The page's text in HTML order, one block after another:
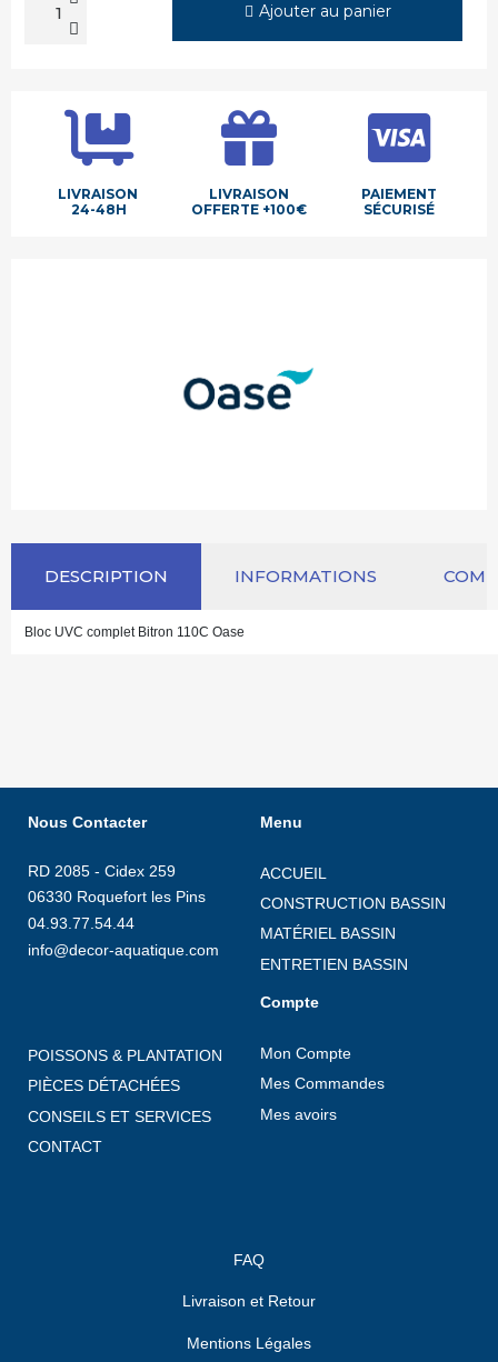
Ajouter au panier
LIVRAISON
24-48H
LIVRAISON
OFFERTE +100€
PAIEMENT
SÉCURISÉ
DESCRIPTION INFORMATIONS
Bloc UVC complet Bitron 110C Oase
Nous Contacter
RD 2085 - Cidex 259
06330 Roquefort les Pins
04.93.77.54.44
info@decor-aquatique.com
Menu
ACCUEIL
CONSTRUCTION BASSIN
MATÉRIEL BASSIN
ENTRETIEN BASSIN
POISSONS & PLANTATION
PIÈCES DÉTACHÉES
CONSEILS ET SERVICES
CONTACT
Compte
Mon Compte
Mes Commandes
Mes avoirs
FAQ
Livraison et Retour
Mentions Légales